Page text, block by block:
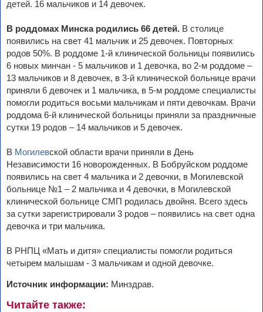
детей. 16 мальчиков и 14 девочек.
В роддомах Минска родились 66 детей. В столице
появились на свет 41 мальчик и 25 девочек. Повторных
родов 50%. В роддоме 1-й клинической больницы появились
6 новых минчан - 5 мальчиков и 1 девочка, во 2-м роддоме –
13 мальчиков и 8 девочек, в 3-й клинической больнице врачи
приняли 6 девочек и 1 мальчика, в 5-м роддоме специалисты
помогли родиться восьми мальчикам и пяти девочкам. Врачи
роддома 6-й клинической больницы приняли за праздничные
сутки 19 родов – 14 мальчиков и 5 девочек.
В Могилевской области врачи приняли в День
Независимости 16 новорожденных. В Бобруйском роддоме
появились на свет 4 мальчика и 2 девочки, в Могилевской
больнице №1 – 2 мальчика и 4 девочки, в Могилевской
клинической больнице СМП родилась двойня. Всего здесь
за сутки зарегистрировали 3 родов – появились на свет одна
девочка и три мальчика.
В РНПЦ «Мать и дитя» специалисты помогли родиться
четырем малышам - 3 мальчикам и одной девочке.
Источник информации: Минздрав.
Читайте также: